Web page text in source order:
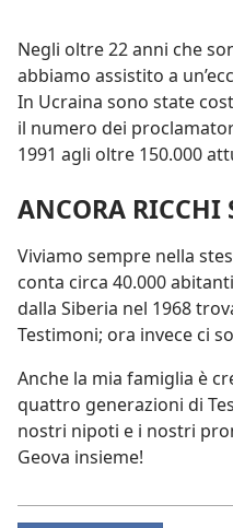
Negli oltre 22 anni che
abbiamo assistito a
In Ucraina sono state
il numero dei
1991 agli oltre 150.000
ANCORA RICCHI
Viviamo sempre nella
conta circa 40.000
dalla Siberia nel 1968
Testimoni; ora invece ci
Anche la mia famiglia è
quattro generazioni di
nostri nipoti e i nostri
Geova insieme!